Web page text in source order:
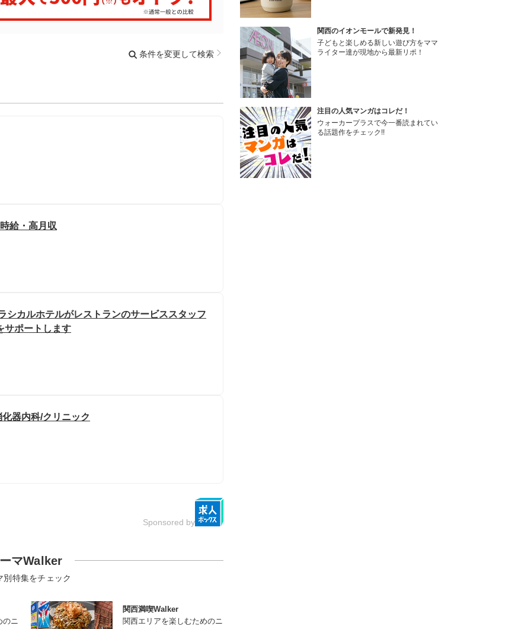
条件を変更して検索
給・高月収
シカルホテルがレストランのサービススタッフ
サポートします
器内科/クリニック
Sponsored by
マWalker
別特集をチェック
のニ
関西満喫Walker
関西エリアを楽しむためのニ
関西のイオンモールで新発見！
子どもと楽しめる新しい遊び方をママ
ライター達が現地から最新リポ！
注目の人気マンガはコレだ！
ウォーカープラスで今一番読まれてい
る話題作をチェック!!